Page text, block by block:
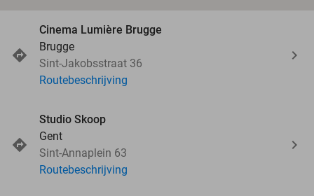
Cinema Lumière Brugge
Brugge
Sint-Jakobsstraat 36
Routebeschrijving
Studio Skoop
Gent
Sint-Annaplein 63
Routebeschrijving